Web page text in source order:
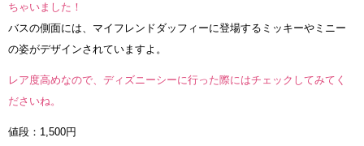
ちゃいました！
バスの側面には、マイフレンドダッフィーに登場するミッキーやミニー
の姿がデザインされていますよ。
レア度高めなので、ディズニーシーに行った際にはチェックしてみてく
ださいね。
値段：1,500円